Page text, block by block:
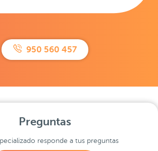
950 560 457
Preguntas
responde a tus preguntas